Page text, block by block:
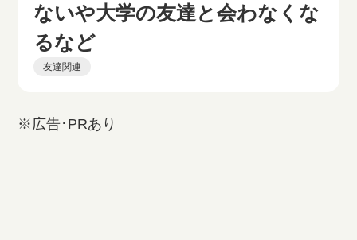
ないや大学の友達と会わなくな
るなど
友達関連
※広告･PRあり